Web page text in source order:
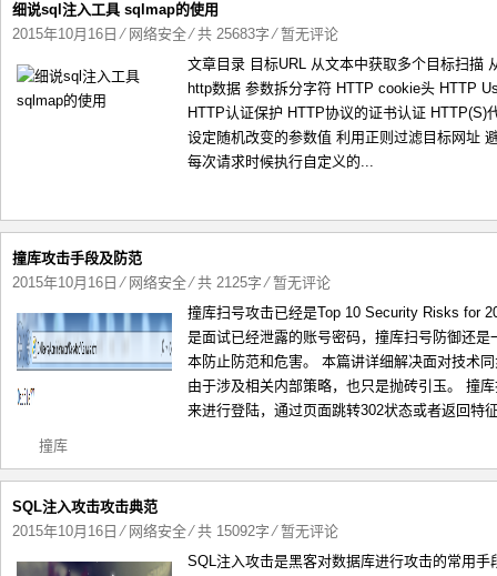
细说sql注入工具 sqlmap的使用
2015年10月16日 ⁄ 网络安全⁄ 共 25683字⁄暂无评论
文章目录 目标URL 从文本中获取多个目标扫描
http数据 参数拆分字符 HTTP cookie头 HTTP
HTTP认证保护 HTTP协议的证书认证
设定随机改变的参数值 利用正则过滤目标网址
每次请求时候执行自定义的...
撞库攻击手段及防范
2015年10月16日 ⁄ 网络安全⁄ 共 2125字⁄暂无评论
撞库扫号攻击已经是Top 10 Security Risks for
是面试已经泄露的账号密码，撞库扫号防御还
本防止防范和危害。 本篇讲详细解决面对技术
由于涉及相关内部策略，也只是抛砖引玉。 撞
来进行登陆，通过页面跳转302状态或者返回特
撞库
SQL注入攻击攻击典范
2015年10月16日 ⁄ 网络安全⁄ 共 15092字⁄暂无评论
SQL注入攻击是黑客对数据库进行攻击的常用